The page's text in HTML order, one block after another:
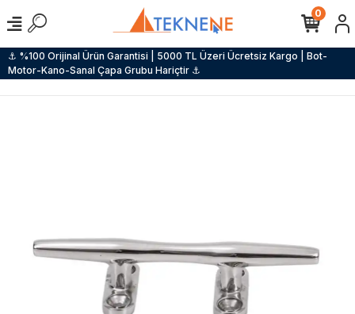
⚓ %100 Orijinal Ürün Garantisi | 5000 TL Üzeri Ücretsiz Kargo | Bot-
Motor-Kano-Sanal Çapa Grubu Hariçtir ⚓
0